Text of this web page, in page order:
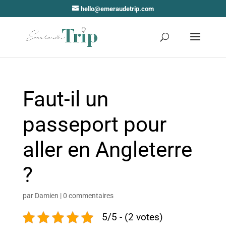
hello@emeraudetrip.com
Faut-il un
passeport pour
aller en Angleterre
?
par Damien |0 commentaires
5/5 - (2 votes)